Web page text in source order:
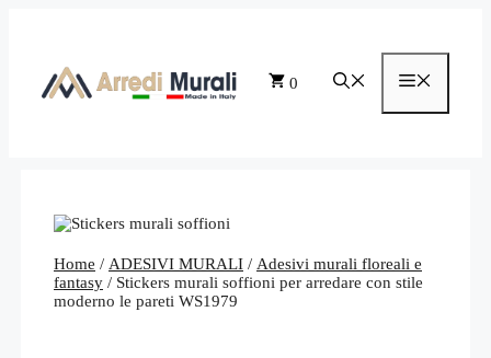
0
Home / ADESIVI MURALI / Adesivi murali floreali e
fantasy / Stickers murali soffioni per arredare con stile
moderno le pareti WS1979